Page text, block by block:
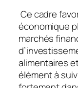
Ce cadre
économique
marchés
alimentaires
élément à